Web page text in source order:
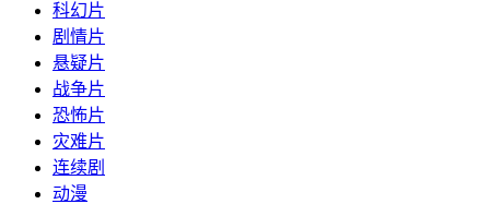
科幻片
剧情片
悬疑片
战争片
恐怖片
灾难片
连续剧
动漫